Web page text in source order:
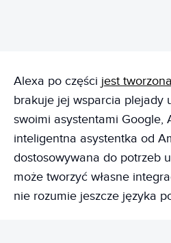
Alexa po części jest
brakuje jej wsparcia plejady
swoimi asystentami Google,
inteligentna asystentka od
dostosowywana do potrzeb
może tworzyć własne
nie rozumie jeszcze języka